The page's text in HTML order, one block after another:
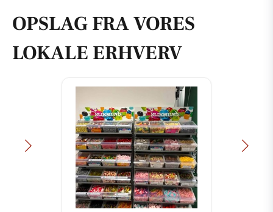
OPSLAG FRA VORES
LOKALE ERHVERV